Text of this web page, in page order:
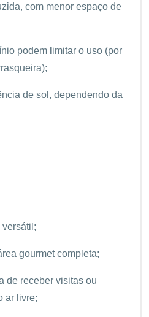
com menor espaço de
podem limitar o uso (por
de sol, dependendo da
gourmet completa;
de receber visitas ou
ar livre;